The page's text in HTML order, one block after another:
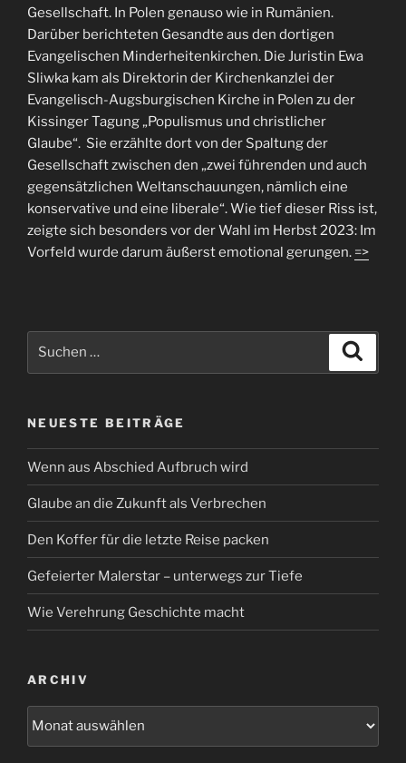
Gesellschaft. In Polen genauso wie in Rumänien.
Darüber berichteten Gesandte aus den dortigen
Evangelischen Minderheitenkirchen. Die Juristin Ewa
Sliwka kam als Direktorin der Kirchenkanzlei der
Evangelisch-Augsburgischen Kirche in Polen zu der
Kissinger Tagung „Populismus und christlicher
Glaube“. Sie erzählte dort von der Spaltung der
Gesellschaft zwischen den „zwei führenden und auch
gegensätzlichen Weltanschauungen, nämlich eine
konservative und eine liberale“. Wie tief dieser Riss ist,
zeigte sich besonders vor der Wahl im Herbst 2023: Im
Vorfeld wurde darum äußerst emotional gerungen. =>
NEUESTE BEITRÄGE
Wenn aus Abschied Aufbruch wird
Glaube an die Zukunft als Verbrechen
Den Koffer für die letzte Reise packen
Gefeierter Malerstar – unterwegs zur Tiefe
Wie Verehrung Geschichte macht
ARCHIV